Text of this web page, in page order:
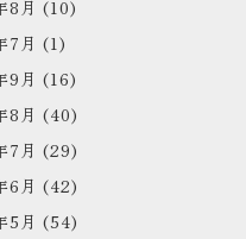
8月 (10)
7月 (1)
9月 (16)
8月 (40)
7月 (29)
6月 (42)
5月 (54)